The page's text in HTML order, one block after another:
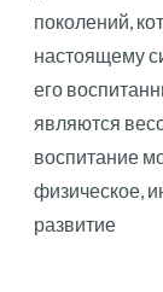
поколений,
настоящему
его
являются
воспитание
физическое,
развитие